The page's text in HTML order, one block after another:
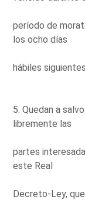
período de
los ocho días
hábiles
5. Quedan a
libremente las
partes
este Real
Decreto-Ley,